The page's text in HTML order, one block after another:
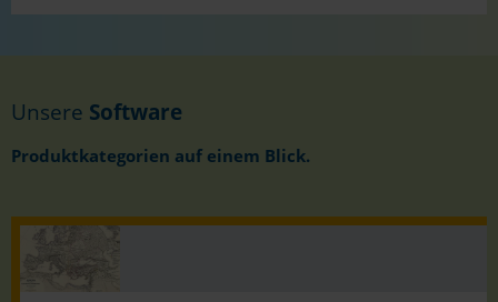
Unsere Software
Produktkategorien auf einem Blick.